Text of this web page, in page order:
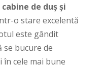
de duș și
o stare excelentă
este gândit
bucure de
în cele mai bune